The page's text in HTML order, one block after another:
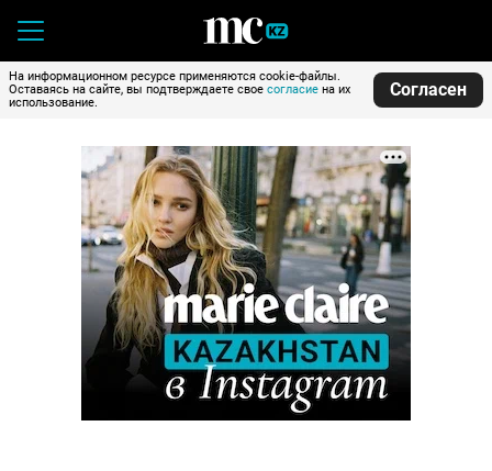
На информационном ресурсе применяются cookie-файлы.
Оставаясь на сайте, вы подтверждаете свое согласие на их
использование.
Согласен